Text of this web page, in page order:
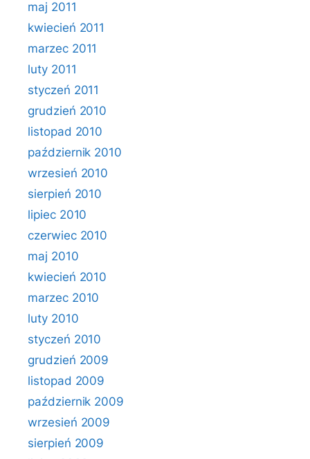
maj 2011
kwiecień 2011
marzec 2011
luty 2011
styczeń 2011
grudzień 2010
listopad 2010
październik 2010
wrzesień 2010
sierpień 2010
lipiec 2010
czerwiec 2010
maj 2010
kwiecień 2010
marzec 2010
luty 2010
styczeń 2010
grudzień 2009
listopad 2009
październik 2009
wrzesień 2009
sierpień 2009